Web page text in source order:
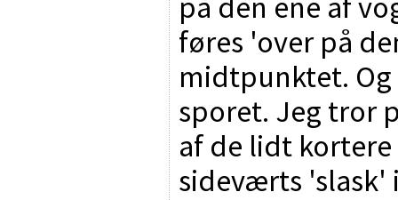
føres 'over på
midtpunktet. Og
sporet. Jeg tror
af de lidt
sideværts 'slask'